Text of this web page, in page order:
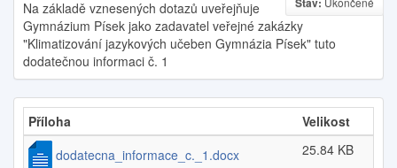
Na základě vznesených dotazů uveřejňuje
Gymnázium Písek jako zadavatel veřejné zakázky
"Klimatizování jazykových učeben Gymnázia Písek" tuto
dodatečnou informaci č. 1
Příloha
Velikost
dodatecna_informace_c._1.docx
25.84 KB